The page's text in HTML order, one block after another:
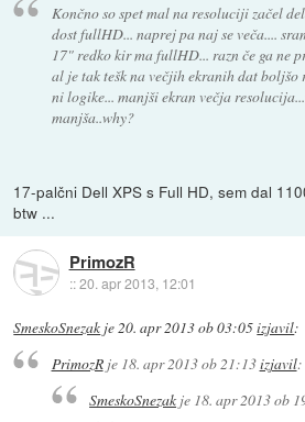
Končno so spet mal na resoluciji začel
dost fullHD... naprej pa naj se veča....
17" redko kir ma fullHD... razn če ga ne
al je tak tešk na večjih ekranih dat boljšo
ni logike... manjši ekran večja
manjša..why?
17-palčni Dell XPS s Full HD, sem dal
btw ...
PrimozR
::20. apr 2013, 12:01
SmeskoSnezak je20. apr 2013 ob 03:05izjavil:
PrimozRje 18. apr 2013 ob 21:13izjavil:
SmeskoSnezak je 18. apr 2013 ob